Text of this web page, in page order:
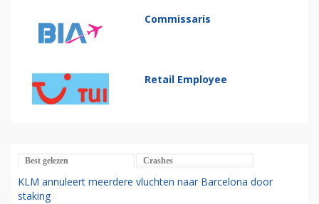
Commissaris
Retail Employee
Best gelezen Crashes
KLM annuleert meerdere vluchten naar Barcelona door
staking